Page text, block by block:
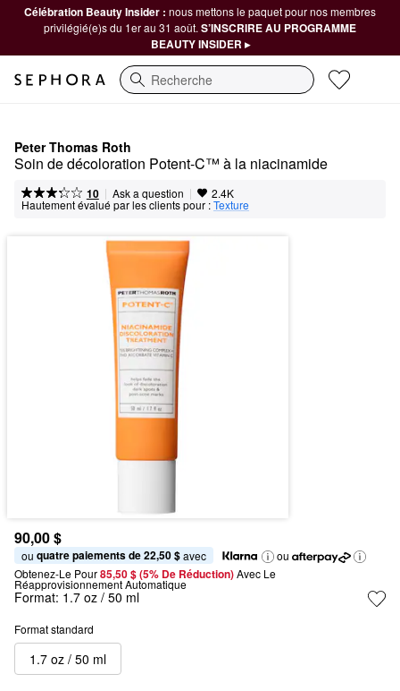
Célébration Beauty Insider : nous mettons le paquet pour nos membres
privilégié(e)s du 1er au 31 août. S’INSCRIRE AU PROGRAMME
BEAUTY INSIDER ▸
Recherche
Peter Thomas Roth
Soin de décoloration Potent-C™ à la niacinamide
10 | Ask a question | 2.4K
Hautement évalué par les clients pour :Texture
90,00 $
ou quatre paiements de 22,50 $ avec
ou
Obtenez-Le Pour85,50 $ (5% De Réduction) Avec Le
Réapprovisionnement Automatique
Format: 1.7 oz / 50 ml
Format standard
1.7 oz / 50 ml